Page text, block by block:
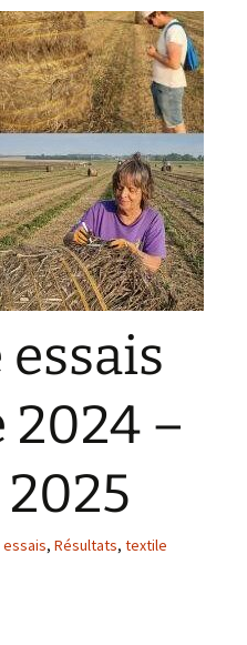
Collecte de données
Fiche technique de la
culture chanvre textile
–
essais, Résultats, textile